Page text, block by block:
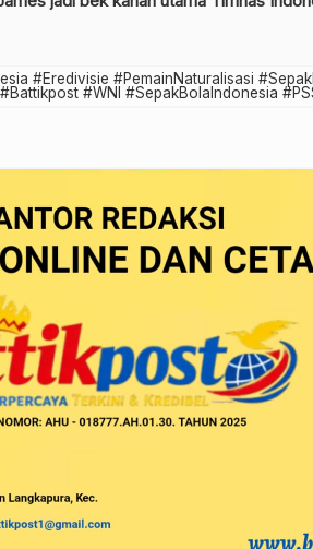
#Eredivisie #PemainNaturalisasi
#WNI #SepakBolaIndonesia